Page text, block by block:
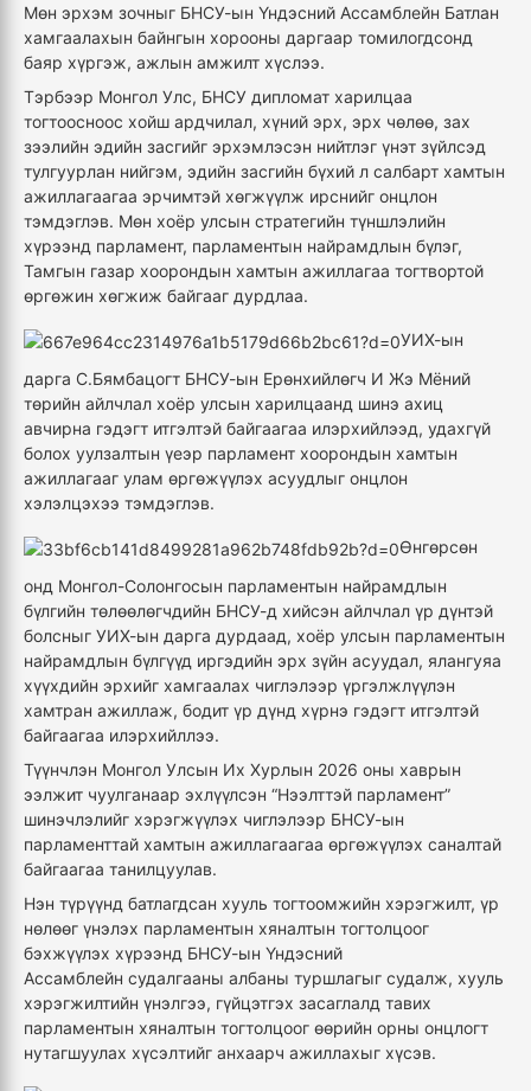
Мөн эрхэм зочныг БНСУ-ын Үндэсний Ассамблейн Батлан
хамгаалахын байнгын хорооны даргаар томилогдсонд
баяр хүргэж, ажлын амжилт хүслээ.
Тэрбээр Монгол Улс, БНСУ дипломат харилцаа
тогтоосноос хойш ардчилал, хүний эрх, эрх чөлөө, зах
зээлийн эдийн засгийг эрхэмлэсэн нийтлэг үнэт зүйлсэд
тулгуурлан нийгэм, эдийн засгийн бүхий л салбарт хамтын
ажиллагаагаа эрчимтэй хөгжүүлж ирснийг онцлон
тэмдэглэв. Мөн хоёр улсын стратегийн түншлэлийн
хүрээнд парламент, парламентын найрамдлын бүлэг,
Тамгын газар хоорондын хамтын ажиллагаа тогтвортой
өргөжин хөгжиж байгааг дурдлаа.
УИХ-ын
дарга С.Бямбацогт БНСУ-ын Ерөнхийлөгч И Жэ Мёний
төрийн айлчлал хоёр улсын харилцаанд шинэ ахиц
авчирна гэдэгт итгэлтэй байгаагаа илэрхийлээд, удахгүй
болох уулзалтын үеэр парламент хоорондын хамтын
ажиллагааг улам өргөжүүлэх асуудлыг онцлон
хэлэлцэхээ тэмдэглэв.
Өнгөрсөн
онд Монгол-Солонгосын парламентын найрамдлын
бүлгийн төлөөлөгчдийн БНСУ-д хийсэн айлчлал үр дүнтэй
болсныг УИХ-ын дарга дурдаад, хоёр улсын парламентын
найрамдлын бүлгүүд иргэдийн эрх зүйн асуудал, ялангуяа
хүүхдийн эрхийг хамгаалах чиглэлээр үргэлжлүүлэн
хамтран ажиллаж, бодит үр дүнд хүрнэ гэдэгт итгэлтэй
байгаагаа илэрхийллээ.
Түүнчлэн Монгол Улсын Их Хурлын 2026 оны хаврын
ээлжит чуулганаар эхлүүлсэн “Нээлттэй парламент”
шинэчлэлийг хэрэгжүүлэх чиглэлээр БНСУ-ын
парламенттай хамтын ажиллагаагаа өргөжүүлэх саналтай
байгаагаа танилцуулав.
Нэн түрүүнд батлагдсан хууль тогтоомжийн хэрэгжилт, үр
нөлөөг үнэлэх парламентын хяналтын тогтолцоог
бэхжүүлэх хүрээнд БНСУ-ын Үндэсний
Ассамблейн судалгааны албаны туршлагыг судалж, хууль
хэрэгжилтийн үнэлгээ, гүйцэтгэх засаглалд тавих
парламентын хяналтын тогтолцоог өөрийн орны онцлогт
нутагшуулах хүсэлтийг анхаарч ажиллахыг хүсэв.